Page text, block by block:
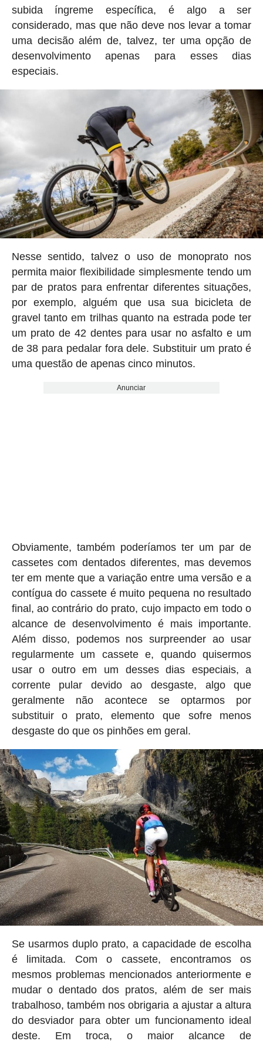
subida íngreme específica, é algo a ser
considerado, mas que não deve nos levar a tomar
uma decisão além de, talvez, ter uma opção de
desenvolvimento apenas para esses dias
especiais.
Nesse sentido, talvez o uso de monoprato nos
permita maior flexibilidade simplesmente tendo um
par de pratos para enfrentar diferentes situações,
por exemplo, alguém que usa sua bicicleta de
gravel tanto em trilhas quanto na estrada pode ter
um prato de 42 dentes para usar no asfalto e um
de 38 para pedalar fora dele. Substituir um prato é
uma questão de apenas cinco minutos.
Anunciar
Obviamente, também poderíamos ter um par de
cassetes com dentados diferentes, mas devemos
ter em mente que a variação entre uma versão e a
contígua do cassete é muito pequena no resultado
final, ao contrário do prato, cujo impacto em todo o
alcance de desenvolvimento é mais importante.
Além disso, podemos nos surpreender ao usar
regularmente um cassete e, quando quisermos
usar o outro em um desses dias especiais, a
corrente pular devido ao desgaste, algo que
geralmente não acontece se optarmos por
substituir o prato, elemento que sofre menos
desgaste do que os pinhões em geral.
Se usarmos duplo prato, a capacidade de escolha
é limitada. Com o cassete, encontramos os
mesmos problemas mencionados anteriormente e
mudar o dentado dos pratos, além de ser mais
trabalhoso, também nos obrigaria a ajustar a altura
do desviador para obter um funcionamento ideal
deste. Em troca, o maior alcance de